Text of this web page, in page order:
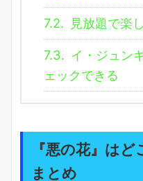
7.2. 見放題で楽
7.3. イ・ジュン
ェックできる
『悪の花』は
まとめ